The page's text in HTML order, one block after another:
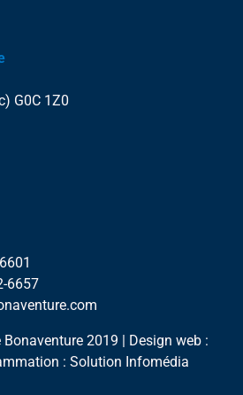
G0C 1Z0
6657
2019 | Design web :
: Solution Infomédia